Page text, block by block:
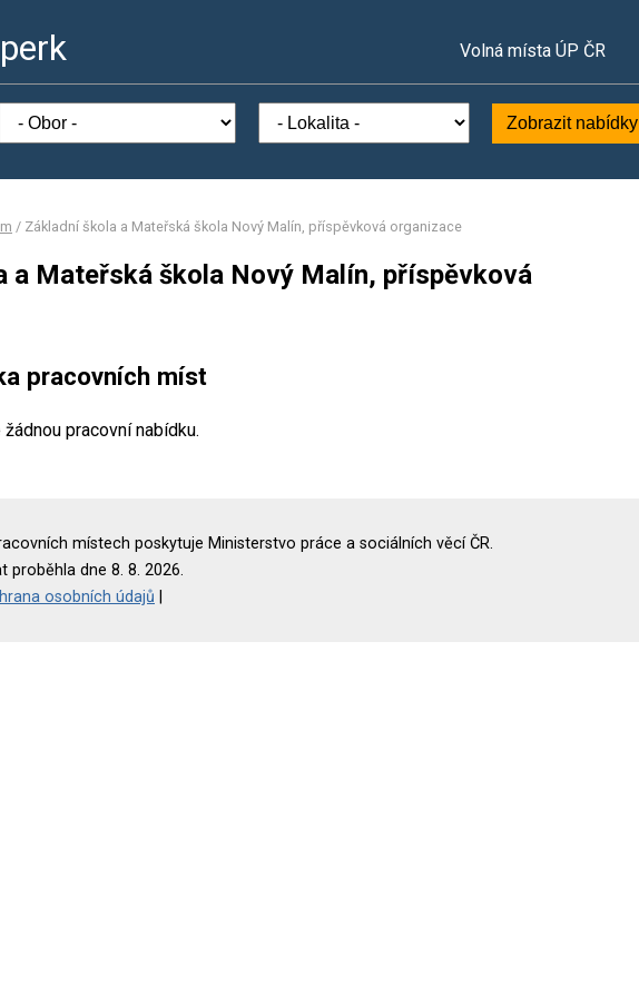
Volná místa ÚP ČR
Zobrazit nabídky
/ Základní škola a Mateřská škola Nový Malín, příspěvková organizace
a Mateřská škola Nový Malín, příspěvková
pracovních míst
pracovní nabídku.
místech poskytuje Ministerstvo práce a sociálních věcí ČR.
proběhla dne 8. 8. 2026.
osobních údajů